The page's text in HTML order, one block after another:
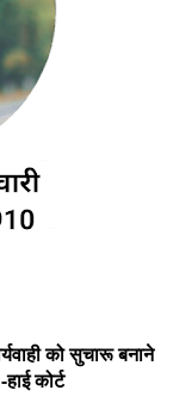
को सुचारू बनाने
कोर्ट